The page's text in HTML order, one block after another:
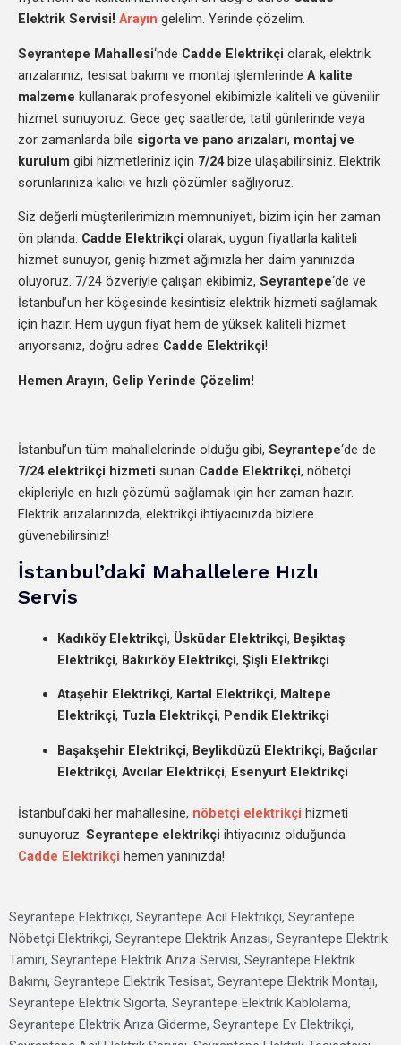
Elektrik Servisi! Arayın gelelim. Yerinde çözelim.
Seyrantepe Mahallesi‘nde Cadde Elektrikçi olarak, elektrik
arızalarınız, tesisat bakımı ve montaj işlemlerinde A kalite
malzeme kullanarak profesyonel ekibimizle kaliteli ve güvenilir
hizmet sunuyoruz. Gece geç saatlerde, tatil günlerinde veya
zor zamanlarda bile sigorta ve pano arızaları, montaj ve
kurulum gibi hizmetleriniz için 7/24bize ulaşabilirsiniz. Elektrik
sorunlarınıza kalıcı ve hızlı çözümler sağlıyoruz.
Siz değerli müşterilerimizin memnuniyeti, bizim için her zaman
ön planda. Cadde Elektrikçi olarak, uygun fiyatlarla kaliteli
hizmet sunuyor, geniş hizmet ağımızla her daim yanınızda
oluyoruz. 7/24 özveriyle çalışan ekibimiz, Seyrantepe‘de ve
İstanbul’un her köşesinde kesintisiz elektrik hizmeti sağlamak
için hazır. Hem uygun fiyat hem de yüksek kaliteli hizmet
arıyorsanız, doğru adres Cadde Elektrikçi!
Hemen Arayın, Gelip Yerinde Çözelim!
İstanbul’un tüm mahallelerinde olduğu gibi, Seyrantepe‘de de
7/24 elektrikçi hizmeti sunan Cadde Elektrikçi, nöbetçi
ekipleriyle en hızlı çözümü sağlamak için her zaman hazır.
Elektrik arızalarınızda, elektrikçi ihtiyacınızda bizlere
güvenebilirsiniz!
İstanbul’daki Mahallelere Hızlı
Servis
Kadıköy Elektrikçi, Üsküdar Elektrikçi, Beşiktaş
Elektrikçi, Bakırköy Elektrikçi, Şişli Elektrikçi
Ataşehir Elektrikçi, Kartal Elektrikçi, Maltepe
Elektrikçi, Tuzla Elektrikçi, Pendik Elektrikçi
Başakşehir Elektrikçi, Beylikdüzü Elektrikçi, Bağcılar
Elektrikçi, Avcılar Elektrikçi, Esenyurt Elektrikçi
İstanbul’daki her mahallesine, nöbetçi elektrikçi hizmeti
sunuyoruz. Seyrantepe elektrikçi ihtiyacınız olduğunda
Cadde Elektrikçi hemen yanınızda!
Seyrantepe Elektrikçi, Seyrantepe Acil Elektrikçi, Seyrantepe
Nöbetçi Elektrikçi, Seyrantepe Elektrik Arızası, Seyrantepe Elektrik
Tamiri, Seyrantepe Elektrik Arıza Servisi, Seyrantepe Elektrik
Bakımı, Seyrantepe Elektrik Tesisat, Seyrantepe Elektrik Montajı,
Seyrantepe Elektrik Sigorta, Seyrantepe Elektrik Kablolama,
Seyrantepe Elektrik Arıza Giderme, Seyrantepe Ev Elektrikçi,